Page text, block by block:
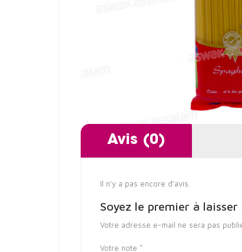
Avis (0)
Il n’y a pas encore d’avis.
Soyez le premier à
Votre adresse e-mail ne sera pas
Votre note *